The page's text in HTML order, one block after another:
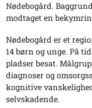
Nødebogård.
modtaget en
Nødebogård er et
14 børn og unge. På
pladser besat.
diagnoser og
kognitive
selvskadende.